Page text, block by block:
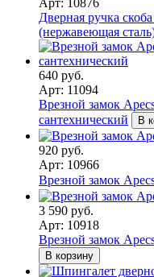
Дверная ручка
(нержавеющая
640 руб.
Арт: 11094
Врезной замок
сантехнический
В
920 руб.
Арт: 10966
Врезной замок
3 590 руб.
Арт: 10918
Врезной замок
В корзину